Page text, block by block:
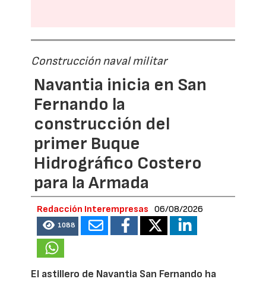
Construcción naval militar
Navantia inicia en San
Fernando la
construcción del
primer Buque
Hidrográfico Costero
para la Armada
Redacción Interempresas 06/08/2026
1088
El astillero de Navantia San Fernando ha